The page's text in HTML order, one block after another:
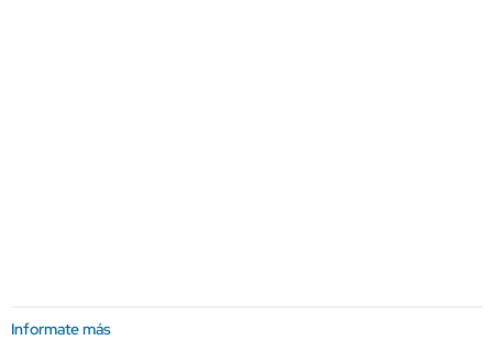
Informate más